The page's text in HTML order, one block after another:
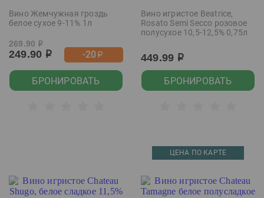
Вино Жемчужная гроздь
белое сухое 9-11% 1л
269.90 р
249.90 р -20р
БРОНИРОВАТЬ
Вино игристое Beatrice,
Rosato Semi Secco розовое
полусухое 10,5-12,5% 0,75л
449.99 р
БРОНИРОВАТЬ
ЦЕНА ПО КАРТЕ